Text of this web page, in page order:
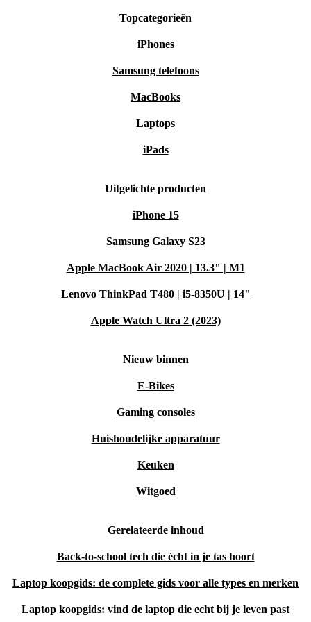
Topcategorieën
iPhones
Samsung telefoons
MacBooks
Laptops
iPads
Uitgelichte producten
iPhone 15
Samsung Galaxy S23
Apple MacBook Air 2020 | 13.3" | M1
Lenovo ThinkPad T480 | i5-8350U | 14"
Apple Watch Ultra 2 (2023)
Nieuw binnen
E-Bikes
Gaming consoles
Huishoudelijke apparatuur
Keuken
Witgoed
Gerelateerde inhoud
Back-to-school tech die écht in je tas hoort
Laptop koopgids: de complete gids voor alle types en merken
Laptop koopgids: vind de laptop die echt bij je leven past